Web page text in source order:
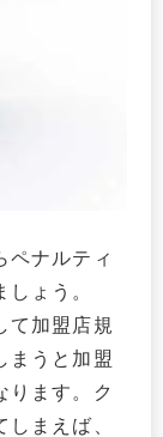
ペナルティ
ょう。
て加盟店規
まうと加盟
ります。ク
まえば、